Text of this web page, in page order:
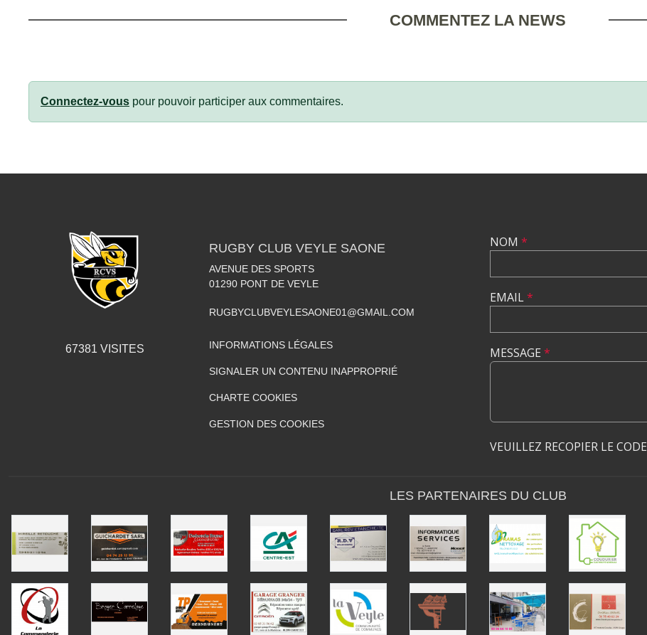
COMMENTEZ LA NEWS
Connectez-vous pour pouvoir participer aux commentaires.
67381 VISITES
RUGBY CLUB VEYLE SAONE
AVENUE DES SPORTS
01290 PONT DE VEYLE
RUGBYCLUBVEYLESAONE01@GMAIL.COM
INFORMATIONS LÉGALES
SIGNALER UN CONTENU INAPPROPRIÉ
CHARTE COOKIES
GESTION DES COOKIES
NOM *
EMAIL*
MESSAGE *
VEUILLEZ RECOPIER LE CODE
LES PARTENAIRES DU CLUB